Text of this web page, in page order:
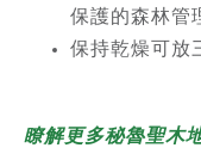
保護的森林管
保持乾燥可放
瞭解更多秘魯聖木